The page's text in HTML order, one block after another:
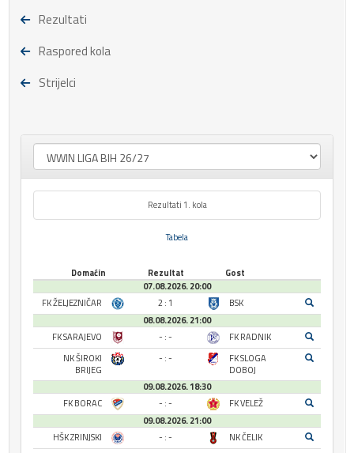
Rezultati
Raspored kola
Strijelci
Rezultati 1. kola
Tabela
Domaćin Rezultat
Gost
07.08.2026. 20:00
FK ŽELJEZNIČAR
2 : 1
BSK
08.08.2026. 21:00
FK SARAJEVO
- : -
FK RADNIK
NK ŠIROKI
BRIJEG
- : -
FK SLOGA
DOBOJ
09.08.2026. 18:30
FK BORAC
- : -
FK VELEŽ
09.08.2026. 21:00
HŠK ZRINJSKI
- : - NK ČELIK